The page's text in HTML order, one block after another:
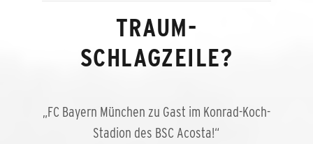
TRAUM-
SCHLAGZEILE?
„FC Bayern München zu Gast im Konrad-Koch-
Stadion des BSC Acosta!“